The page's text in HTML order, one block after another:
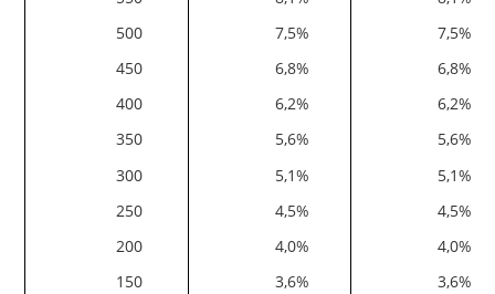
500
450
400
350
300
250
200
150
7,5%
6,8%
6,2%
5,6%
5,1%
4,5%
4,0%
3,6%
7,5%
6,8%
6,2%
5,6%
5,1%
4,5%
4,0%
3,6%